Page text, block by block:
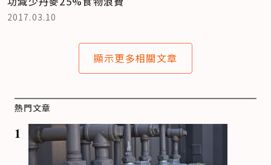
2017.03.10
顯示更多相關文章
熱門文章
1